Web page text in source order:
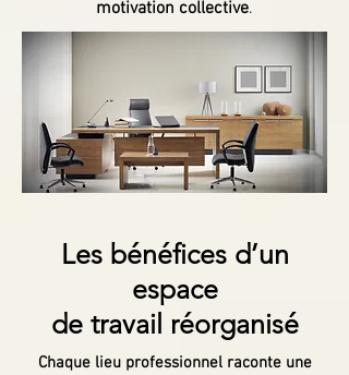
motivation collective.
Les bénéfices d’un
espace
de travail réorganisé
Chaque lieu professionnel raconte une